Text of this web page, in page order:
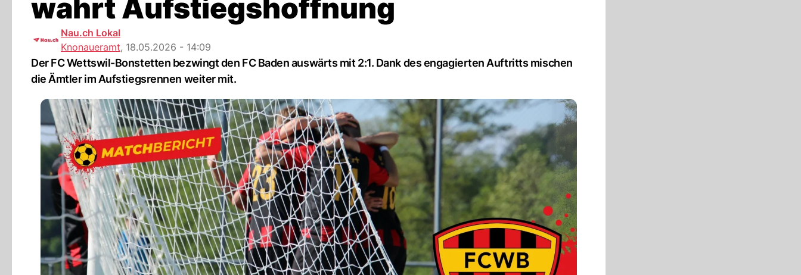
wahrt Aufstiegshoffnung
Nau.ch Lokal
Knonaueramt, 18.05.2026 - 14:09
Der FC Wettswil-Bonstetten bezwingt den FC Baden auswärts mit 2:1. Dank des engagierten Auftritts mischen
die Ämtler im Aufstiegsrennen weiter mit.